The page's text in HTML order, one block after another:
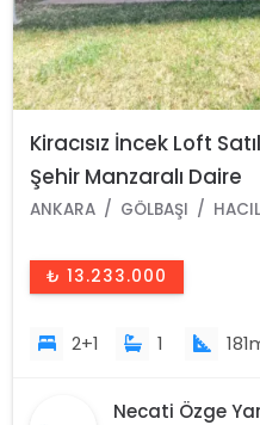
Kiracısız İncek Loft
Şehir Manzaralı Daire
ANKARA GÖLBAŞI
₺ 13.233.000
2+1 1
Necati Özge